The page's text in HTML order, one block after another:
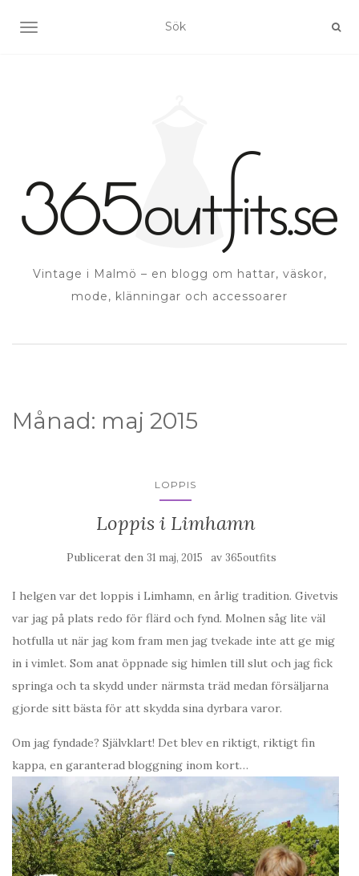
SLÅ PÅ/AV NAVIGERING
Vintage i Malmö – en blogg om hattar, väskor,
mode, klänningar och accessoarer
Månad: maj 2015
LOPPIS
Loppis i Limhamn
Publicerat den 31 maj, 2015 av 365outfits
I helgen var det loppis i Limhamn, en årlig tradition. Givetvis
var jag på plats redo för flärd och fynd. Molnen såg lite väl
hotfulla ut när jag kom fram men jag tvekade inte att ge mig
in i vimlet. Som anat öppnade sig himlen till slut och jag fick
springa och ta skydd under närmsta träd medan försäljarna
gjorde sitt bästa för att skydda sina dyrbara varor.
Om jag fyndade? Självklart! Det blev en riktigt, riktigt fin
kappa, en garanterad bloggning inom kort…